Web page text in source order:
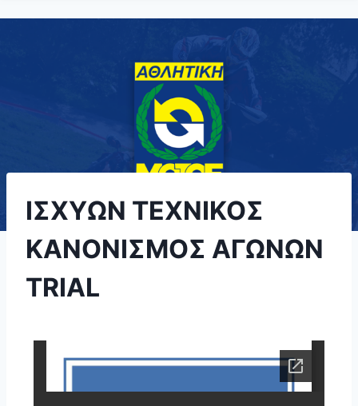
ΙΣΧΥΩΝ ΤΕΧΝΙΚΟΣ
ΚΑΝΟΝΙΣΜΟΣ ΑΓΩΝΩΝ
TRIAL